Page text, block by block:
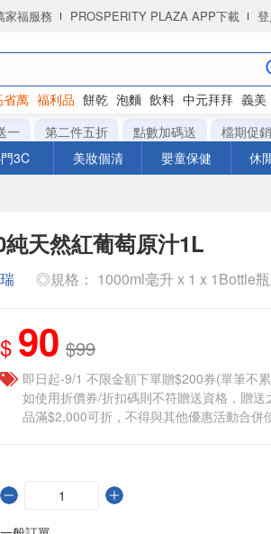
家福服務 PROSPERITY PLAZA APP下載
省萬 福利品 餅乾 泡麵 飲料 中元拜拜 義美
一 第二件五折 點數加碼送 檔期促銷
3C 美妝個清 嬰童保健 休
天然紅葡萄原汁1L
◎規格： 1000ml毫升 x 1 x 1Bottle瓶
$ 90 $99
即日起-9/1 不限金額下單贈$200券(單筆不
如使用折價券/折扣碼則不符贈送資格，贈送
品滿$2,000可折，不得與其他優惠活動合併